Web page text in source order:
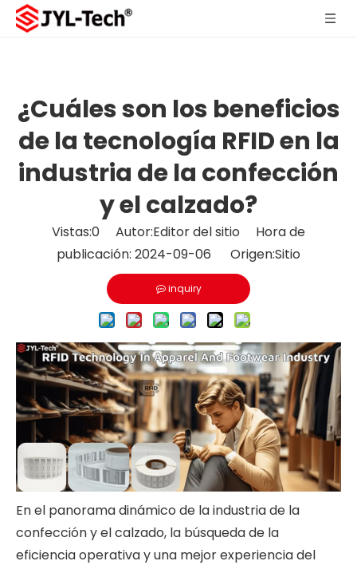
¿Cuáles son los beneficios
de la tecnología RFID en la
industria de la confección
y el calzado?
Vistas:0 Autor:Editor del sitio Hora de
publicación: 2024-09-06 Origen:Sitio
inquiry
En el panorama dinámico de la industria de la
confección y el calzado, la búsqueda de la
eficiencia operativa y una mejor experiencia del